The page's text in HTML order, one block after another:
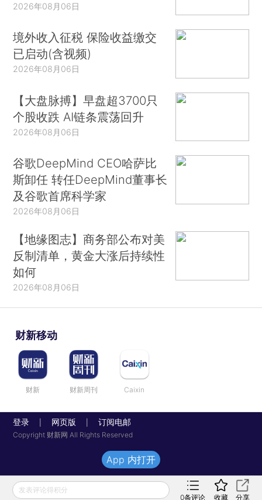
2026年08月06日
境外收入征税 保险收益缴交
已启动(含视频)
2026年08月06日
【大盘脉搏】早盘超3700只
个股收跌 AI链条震荡回升
2026年08月06日
谷歌DeepMind CEO哈萨比
斯卸任 转任DeepMind董事长
及谷歌首席科学家
2026年08月06日
【地缘图志】商务部公布对美
反制清单，黄金大涨后持续性
如何
2026年08月06日
财新移动
财新 财新周刊 Caixin
登录 网页版 订阅电邮
Copyright 财新网 All Rights Reserved
发表评论得积分
0条评论 收藏 分享
App 内打开